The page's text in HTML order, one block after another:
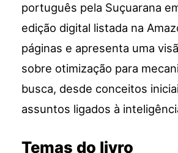
português pela Suçuarana
edição digital listada na
páginas e apresenta uma
sobre otimização para
busca, desde conceitos
assuntos ligados à
Temas do livro